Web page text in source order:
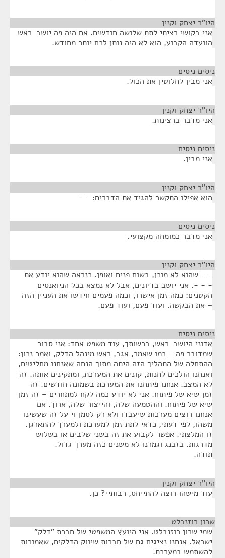
היו"ר יצחק וקנין
אני בקושי רציתי לתת שלושה חודשים. אם היה פה יושב-ראש
הוועדה הקבוע, הוא לא היה נותן לכם יותר מחודש.
ניסים ניסים
אני מבין לחלוטין את הכול.
היו"ר יצחק וקנין
אני מדבר ברצינות.
ניסים ניסים
אני מבין.
היו"ר יצחק וקנין
הוא אפילו התקשר להגיד את הדברים: - -
ניסים ניסים
אני מדבר כמומחה מקצועי.
היו"ר יצחק וקנין
- - שהוא לא מוכן, בשום פנים ואופן. כנראה שהוא יודע את
- - -. אני יושב בדיונים, אבל לא נמצא בכל הניואנסים
הקטנים: כמה זמן אישרו, וכמה פעמים חידשו את העניין הזה
– את הבקשה. ועוד פעם, ועוד פעם.
ניסים ניסים
אדוני היושב-ראש, ברשותך, עוד משפט אחד: אני סבור
שמדובר פה – כמו שאמר, אגב, ראש מינהל הדלק, ואמר נכון:
ההתחלה של התהליך הזה היתה מתוך הנחה שאנחנו מחליטים,
ואנחנו הולכים לחנות, קונים את המערכת, ומתקינים אותה. זה
לא המצב. אנחנו פיתחנו את המערכת בשמונה חודשים. זה
זמן שיא של פיתוח. אני לא יודע כמה לקח למתחרים – זה זמן
שיא של פיתוח. וההטמעה שלה, והייצור שלה, ארוך. אם
אנחנו רוצים מערכות שיעבדו ולא רק לסמן וי על זה שעשינו
משהו, לפי דעתי, כדאי לתת זמן למערכת ולמערך להתארגן.
זו המלצתי. אפשר לקבוע את זה בשני שלבים או בשלוש
מדרגות. בזבנג וגמרנו לא משנים כזה מערך גדול.
תודה.
היו"ר יצחק וקנין
עוד מישהו רוצה להתייחס, רבותיי? כן.
שרון רוזנבלט
שמי שרון רוזנבלט. אני היועץ המשפטי של חברת "דלק"
ישראל. אנחנו נציגים גם של חברות שיווק הדלקים, שאמורות
להשתמש במערכת.